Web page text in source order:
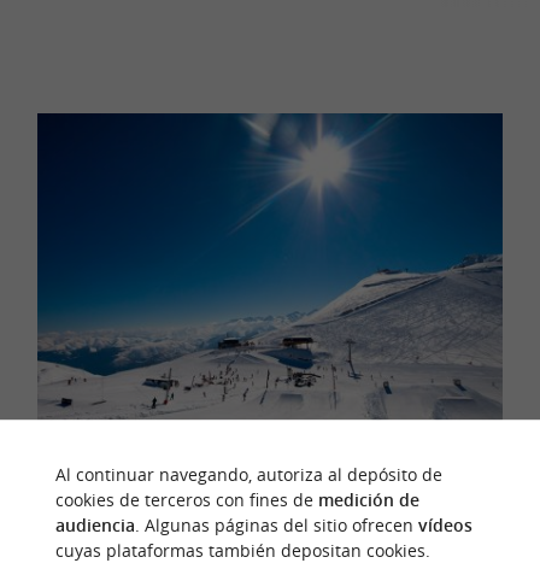
Foto © Estación de St Lary
Al continuar navegando, autoriza al depósito de
cookies de terceros con fines de medición de
audiencia. Algunas páginas del sitio ofrecen vídeos
cuyas plataformas también depositan cookies.